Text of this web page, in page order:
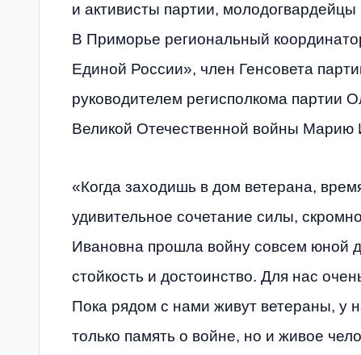
и активисты партии, молодогвардейцы
В Приморье региональный
Единой России», член Генсовета
руководителем регисполкома партии
Великой Отечественной войны Марию
«Когда заходишь в дом ветерана,
удивительное сочетание силы,
Ивановна прошла войну совсем юной
стойкость и достоинство. Для нас
Пока рядом с нами живут ветераны, у
только память о войне, но и живое